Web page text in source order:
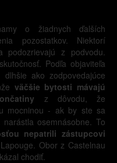
o žiadnych ďalších
pozostatkov. Niektorí
podozrievajú z podvodu.
Podľa objaviteľa
ako zodpovedajúce
väčšie bytosti mávajú
z dôvodu, že
mocninou - ak by ste sa
osemnásobne. To
nepatrili zástupcovi
Obor z Castelnau
chodiť.